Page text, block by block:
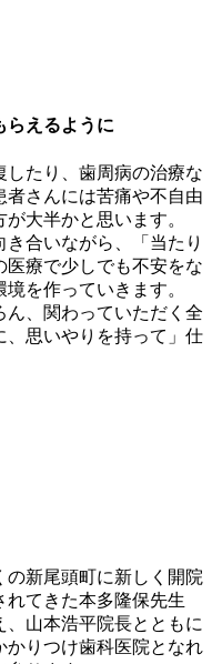
らえるように
たり、歯周病の治療な
者さんには苦痛や不自由
大半かと思います。
合いながら、「当たり
療で少しでも不安をな
を作っていきます。
ん、関わっていただく全
、思いやりを持って」仕
の新尾頭町に新しく開院
れてきた本多隆保先生
、山本浩平院長とともに
かりつけ歯科医院となれ